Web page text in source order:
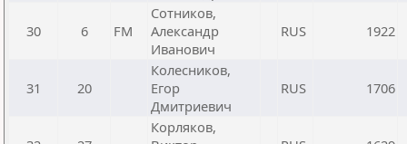
30 6 FM
Сотников,
Александр
Иванович
RUS 1922
31 20
Колесников,
Егор
Дмитриевич
RUS 1706
Корляков,